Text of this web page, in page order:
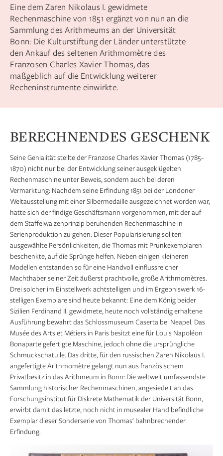
Eine dem Zaren Nikolaus I. gewidmete
Rechenmaschine von 1851 ergänzt von nun an die
Sammlung des Arithmeums an der Universität
Bonn: Die Kulturstiftung der Länder unterstützte
den Ankauf des seltenen Arithmomètre des
Franzosen Charles Xavier Thomas, das
maßgeblich auf die Entwicklung weiterer
Recheninstrumente einwirkte.
BERECHNENDES GESCHENK
Seine Genialität stellte der Franzose Charles Xavier Thomas (1785–
1870) nicht nur bei der Entwicklung seiner ausgeklügelten
Rechenmaschine unter Beweis, sondern auch bei deren
Vermarktung: Nachdem seine Erfindung 1851 bei der Londoner
Weltausstellung mit einer Silbermedaille ausgezeichnet worden war,
hatte sich der findige Geschäftsmann vorgenommen, mit der auf
dem Staffelwalzenprinzip beruhenden Rechenmaschine in
Serienproduktion zu gehen. Dieser Popularisierung sollten
ausgewählte Persönlichkeiten, die Thomas mit Prunkexemplaren
beschenkte, auf die Sprünge helfen. Neben einigen kleineren
Modellen entstanden so für eine Handvoll einflussreicher
Machthaber seiner Zeit äußerst prachtvolle, große Arithmomètres.
Drei solcher im Einstellwerk achtstelligen und im Ergebniswerk 16-
stelligen Exemplare sind heute bekannt: Eine dem König beider
Sizilien Ferdinand II. gewidmete, heute noch vollständig erhaltene
Ausführung bewahrt das Schlossmuseum Caserta bei Neapel. Das
Musée des Arts et Métiers in Paris besitzt eine für Louis Napoléon
Bonaparte gefertigte Maschine, jedoch ohne die ursprüngliche
Schmuckschatulle. Das dritte, für den russischen Zaren Nikolaus I.
angefertigte Arithmomètre gelangt nun aus französischem
Privatbesitz in das Arithmeum in Bonn: Die weltweit umfassendste
Sammlung historischer Rechenmaschinen, angesiedelt an das
Forschungsinstitut für Diskrete Mathematik der Universität Bonn,
erwirbt damit das letzte, noch nicht in musealer Hand befindliche
Exemplar dieser Sonderserie von Thomas‘ bahnbrechender
Erfindung.